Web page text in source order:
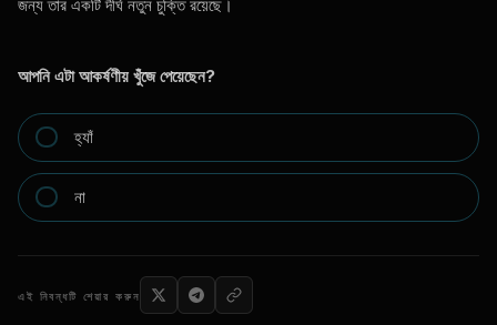
জন্য তার একটি দীর্ঘ নতুন চুক্তি রয়েছে।
আপনি এটা আকর্ষণীয় খুঁজে পেয়েছেন?
হ্যাঁ
না
এই নিবন্ধটি শেয়ার করুন